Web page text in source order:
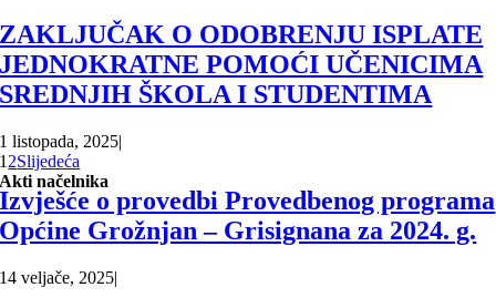
ZAKLJUČAK O ODOBRENJU ISPLATE
JEDNOKRATNE POMOĆI UČENICIMA
SREDNJIH ŠKOLA I STUDENTIMA
1 listopada, 2025|
1 2Slijedeća
Akti načelnika
Izvješće o provedbi Provedbenog programa
Općine Grožnjan – Grisignana za 2024. g.
14 veljače, 2025|